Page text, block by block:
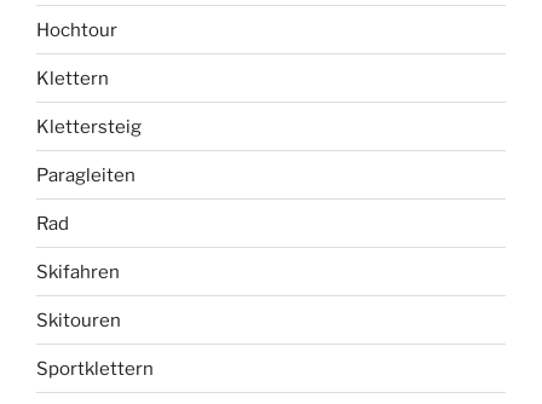
Hochtour
Klettern
Klettersteig
Paragleiten
Rad
Skifahren
Skitouren
Sportklettern